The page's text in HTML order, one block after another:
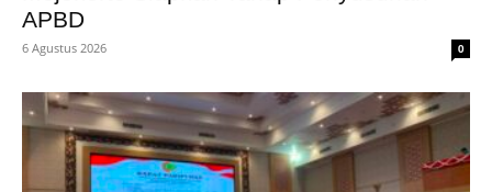
APBD
6 Agustus 2026 0